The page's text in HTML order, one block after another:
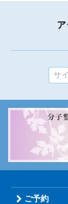
ご予約